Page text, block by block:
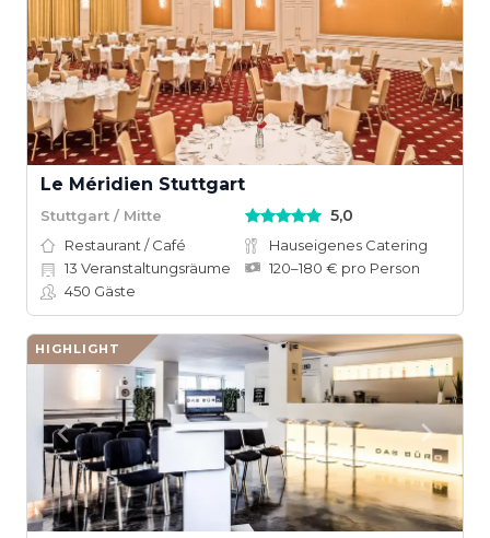
Le Méridien Stuttgart
Stuttgart / Mitte 5,0
Restaurant / Café
Hauseigenes Catering
13 Veranstaltungsräume
120–180 € pro Person
450 Gäste
HIGHLIGHT